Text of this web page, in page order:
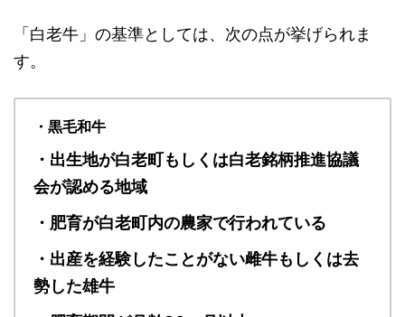
「白老牛」の基準としては、次の点が挙げられま
す。
・黒毛和牛
・出生地が白老町もしくは白老銘柄推進協議
会が認める地域
・肥育が白老町内の農家で行われている
・出産を経験したことがない雌牛もしくは去
勢した雄牛